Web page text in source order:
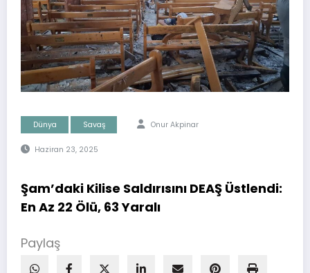
Dünya Savaş Onur Akpinar
Haziran 23, 2025
Şam’daki Kilise Saldırısını DEAŞ Üstlendi:
En Az 22 Ölü, 63 Yaralı
Paylaş